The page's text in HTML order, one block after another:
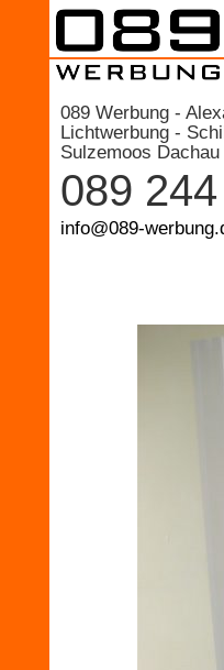
089 Werbung -
Lichtwerbung -
Sulzemoos
089
info@089-